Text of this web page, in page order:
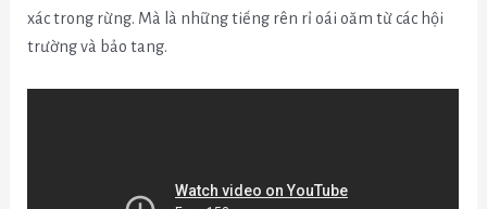
xác trong rừng. Mà là những tiếng rên rỉ oái oăm từ các hội
trường và bảo tang.